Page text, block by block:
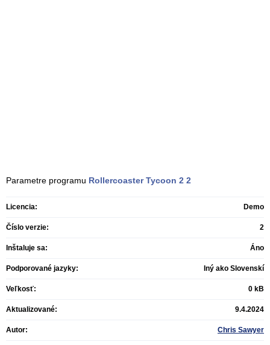
Parametre programu Rollercoaster Tycoon 2 2
Licencia: Demo
Číslo verzie: 2
Inštaluje sa: Áno
Podporované jazyky: Iný ako Slovenskí
Veľkosť: 0 kB
Aktualizované: 9.4.2024
Autor: Chris Sawyer